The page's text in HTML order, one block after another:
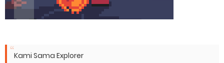
Kami Sama Explorer